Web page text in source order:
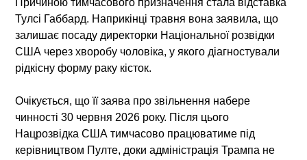
Тулсі Габбард. Наприкінці травня вона заявила, що
залишає посаду директорки Національної розвідки
США через хворобу чоловіка, у якого діагностували
рідкісну форму раку кісток.
Очікується, що її заява про звільнення набере
чинності 30 червня 2026 року. Після цього
Нацрозвідка США тимчасово працюватиме під
керівництвом Пулте, доки адміністрація Трампа не